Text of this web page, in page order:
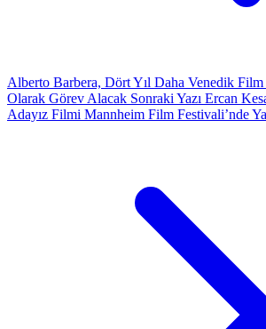
Alberto Barbera, Dört Yıl Daha Venedik
Olarak Görev Alacak Sonraki Yazı Ercan
Adayız Filmi Mannheim Film Festivali’nde